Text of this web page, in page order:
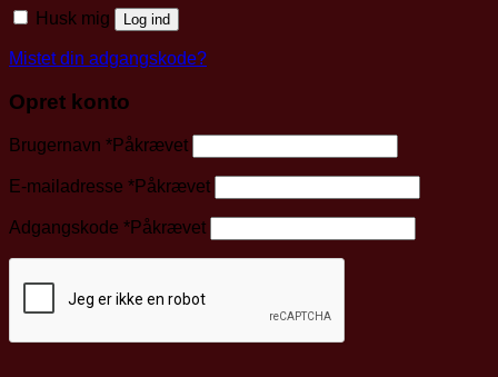
Husk mig Log ind
Mistet din adgangskode?
Opret konto
Brugernavn *Påkrævet
E-mailadresse *Påkrævet
Adgangskode *Påkrævet